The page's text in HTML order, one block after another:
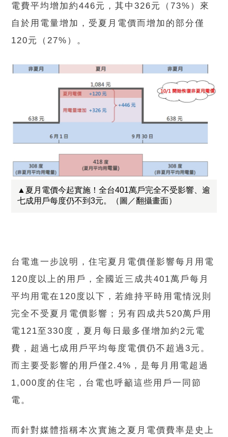
電費平均增加約446元，其中326元（73%）來
自於用電量增加，受夏月電價而增加的部分僅
120元（27%）。
▲夏月電價今起實施！全台401萬戶完全不受影響、逾
七成用戶每度仍不到3元。（圖／翻攝畫面）
台電進一步說明，住宅夏月電價僅影響每月用電
120度以上的用戶，全國近三成共401萬戶每月
平均用電在120度以下，若維持平時用電情況則
完全不受夏月電價影響；另有四成共520萬戶用
電121至330度，夏月每日最多僅增加約2元電
費，超過七成用戶平均每度電價仍不超過3元。
而主要受影響的用戶僅2.4%，是每月用電超過
1,000度的住宅，台電也呼籲這些用戶一同節
電。
而針對媒體指稱本次實施之夏月電價費率是史上